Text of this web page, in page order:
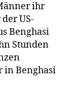
ihr
US-
Benghasi
Stunden
in Benghasi